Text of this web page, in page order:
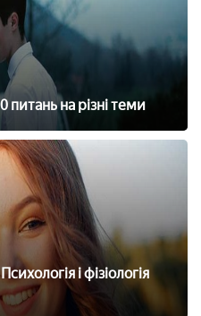
питань на різні теми
і фізіологія